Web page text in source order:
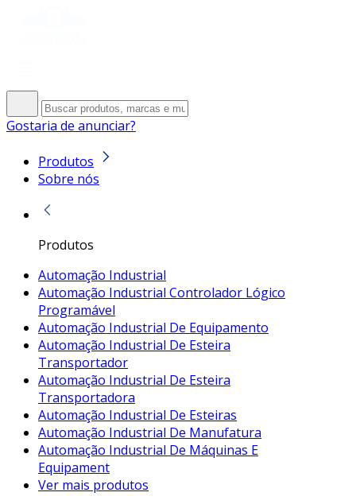
Gostaria de anunciar?
Produtos
Sobre nós
Produtos
Automação Industrial
Automação Industrial Controlador Lógico
Programável
Automação Industrial De Equipamento
Automação Industrial De Esteira
Transportador
Automação Industrial De Esteira
Transportadora
Automação Industrial De Esteiras
Automação Industrial De Manufatura
Automação Industrial De Máquinas E
Equipament
Ver mais produtos